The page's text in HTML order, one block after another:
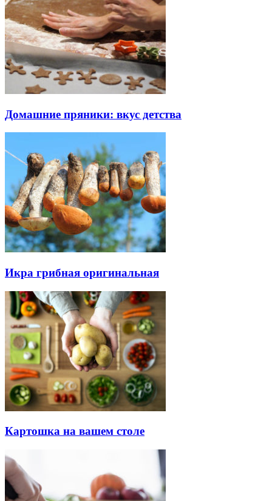
Домашние пряники: вкус детства
Икра грибная оригинальная
Картошка на вашем столе